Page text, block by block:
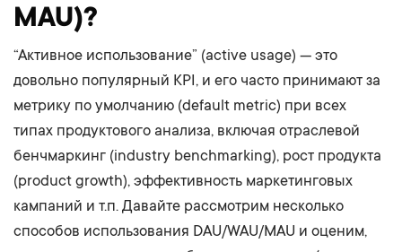
MAU)?
“Активное использование” (active usage) — это
довольно популярный KPI, и его часто принимают за
метрику по умолчанию (default metric) при всех
типах продуктового анализа, включая отраслевой
бенчмаркинг (industry benchmarking), рост продукта
(product growth), эффективность маркетинговых
кампаний и т.п. Давайте рассмотрим несколько
способов использования DAU/WAU/MAU и оценим,